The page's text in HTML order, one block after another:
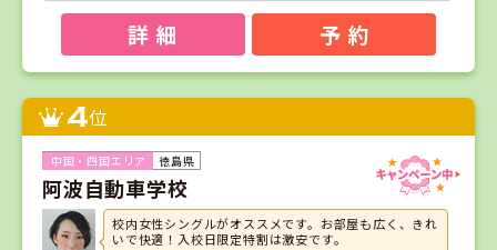
詳 細 予 約
4位
徳島県
阿波自動車学校
校内女性シングルがオススメです。お部屋も広く、きれ
いで快適！入校日限定特割は激安です。